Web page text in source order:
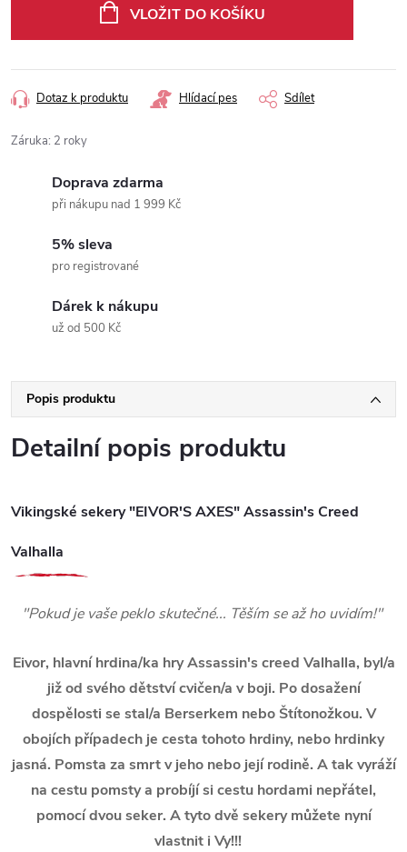
VLOŽIT DO KOŠÍKU
Dotaz k produktu Hlídací pes Sdílet
Záruka: 2 roky
Doprava zdarma
při nákupu nad 1 999 Kč
5% sleva
pro registrované
Dárek k nákupu
už od 500 Kč
Popis produktu
Detailní popis produktu
Vikingské sekery "EIVOR'S AXES" Assassin's Creed
Valhalla
"Pokud je vaše peklo skutečné... Těším se až ho uvidím!"
Eivor, hlavní hrdina/ka hry Assassin's creed Valhalla, byl/a
již od svého dětství cvičen/a v boji. Po dosažení
dospělosti se stal/a Berserkem nebo Štítonožkou. V
obojích případech je cesta tohoto hrdiny, nebo hrdinky
jasná. Pomsta za smrt v jeho nebo její rodině. A tak vyráží
na cestu pomsty a probíjí si cestu hordami nepřátel,
pomocí dvou seker. A tyto dvě sekery můžete nyní
vlastnit i Vy!!!